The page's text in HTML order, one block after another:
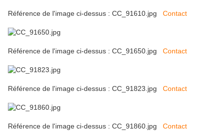
Référence de l'image ci-dessus : CC_91610.jpg Contact
Référence de l'image ci-dessus : CC_91650.jpg Contact
Référence de l'image ci-dessus : CC_91823.jpg Contact
Référence de l'image ci-dessus : CC_91860.jpg Contact